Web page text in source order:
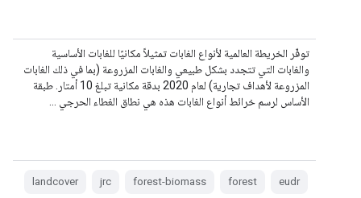
توفّر الخريطة العالمية لأنواع الغابات تمثيلاً مكانيًا للغابات الأساسية
والغابات التي تتجدد بشكل طبيعي والغابات المزروعة (بما في ذلك الغابات
المزروعة لأهداف تجارية) لعام 2020 بدقة مكانية تبلغ 10 أمتار. طبقة
الأساس لرسم خرائط أنواع الغابات هذه هي نطاق الغطاء الحرجي …
eudr
forest
forest-biomass
jrc
landcover